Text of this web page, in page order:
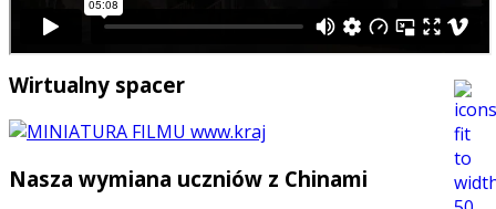
Wirtualny spacer
Nasza wymiana uczniów z Chinami